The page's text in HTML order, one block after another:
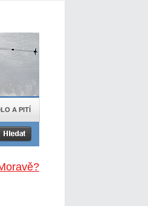
A PITÍ